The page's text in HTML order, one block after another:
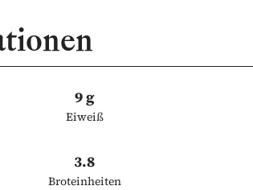
9 g
Eiweiß
3.8
Broteinheiten